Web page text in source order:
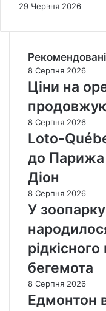
29 Червня 2026
Рекомендовані
8 Серпня 2026
Ціни на
8 Серпня 2026
Loto-
до Парижа
Діон
8 Серпня 2026
У
бегемота
8 Серпня 2026
Едмонтон